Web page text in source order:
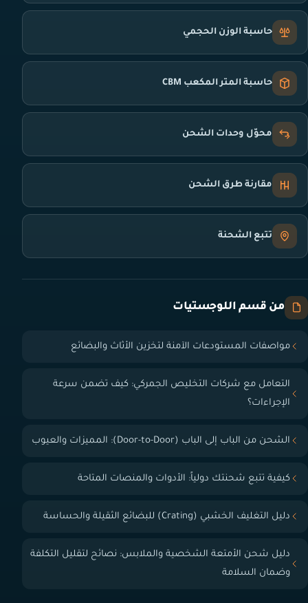
حاسبة الوزن الحجمي
حاسبة المتر المكعب CBM
محوّل وحدات الشحن
مقارنة طرق الشحن
تتبع الشحنة
من قسم اللوجستيات
مواصفات المستودعات الآمنة لتخزين الأثاث والبضائع
التعامل مع شركات التخليص الجمركي: كيف تضمن سرعة
الإجراءات؟
الشحن من الباب إلى الباب (Door-to-Door): المميزات والعيوب
كيفية تتبع شحنتك دولياً: الأدوات والمنصات المتاحة
دليل التغليف الخشبي (Crating) للبضائع الثقيلة والحساسة
دليل شحن الأمتعة الشخصية والملابس: نصائح لتقليل التكلفة
وضمان السلامة